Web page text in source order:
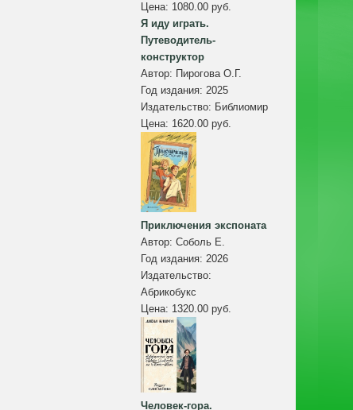
Цена: 1080.00 руб.
Я иду играть.
Путеводитель-
конструктор
Автор: Пирогова О.Г.
Год издания: 2025
Издательство: Библиомир
Цена: 1620.00 руб.
Приключения экспоната
Автор: Соболь Е.
Год издания: 2026
Издательство:
Абрикобукс
Цена: 1320.00 руб.
Человек-гора.